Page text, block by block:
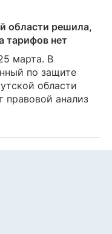
области решила,
тарифов нет
марта. В
по защите
области
пра­вовой анализ